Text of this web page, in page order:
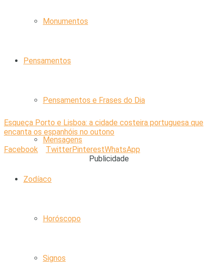
Monumentos
Pensamentos
Pensamentos e Frases do Dia
Mensagens
Zodíaco
Horóscopo
Signos
Esqueça Porto e Lisboa: a cidade costeira portuguesa que
encanta os espanhóis no outono
Facebook
TwitterPinterestWhatsApp
Publicidade